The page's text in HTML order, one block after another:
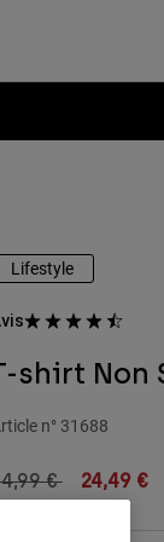
Lifestyle
shirt Non
n° 31688
reduced from
€to24,49 €